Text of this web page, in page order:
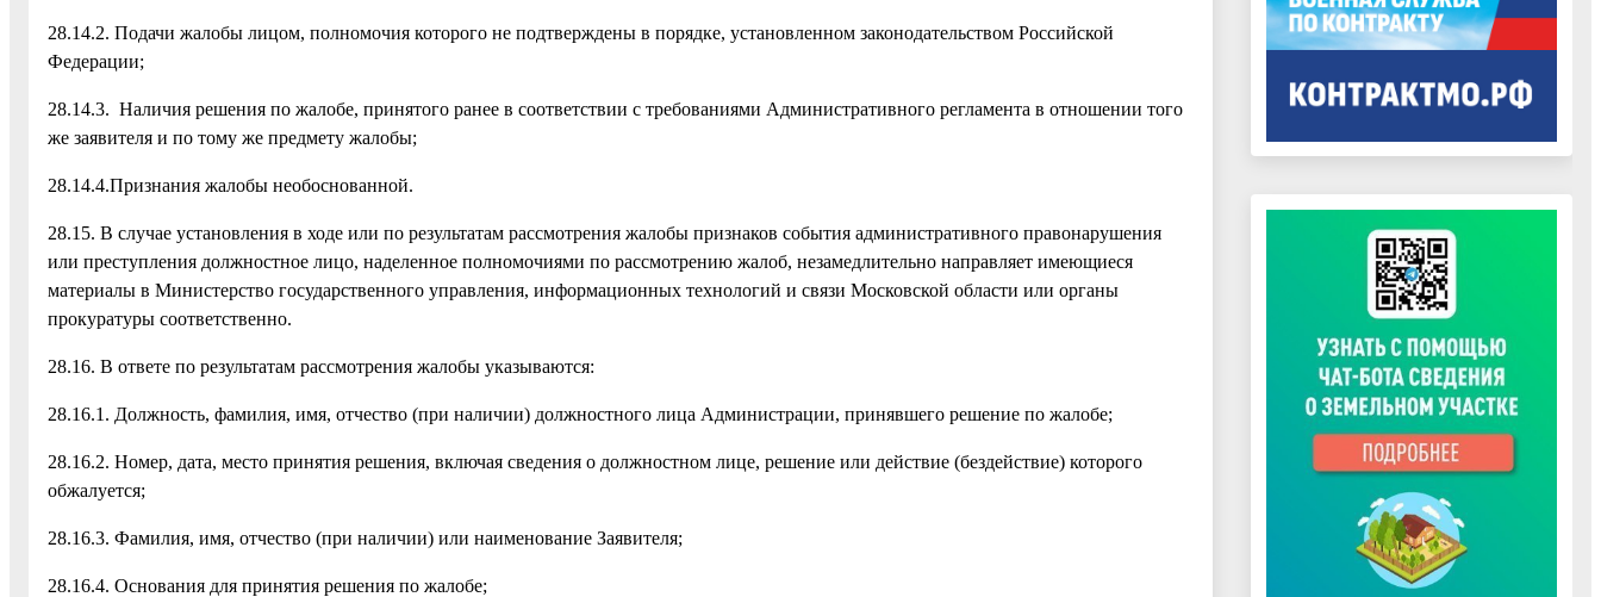
28.14.2. Подачи жалобы лицом, полномочия которого не подтверждены в порядке, установленном законодательством Российской
Федерации;
28.14.3. Наличия решения по жалобе, принятого ранее в соответствии с требованиями Административного регламента в отношении того
же заявителя и по тому же предмету жалобы;
28.14.4.Признания жалобы необоснованной.
28.15. В случае установления в ходе или по результатам рассмотрения жалобы признаков события административного правонарушения
или преступления должностное лицо, наделенное полномочиями по рассмотрению жалоб, незамедлительно направляет имеющиеся
материалы в Министерство государственного управления, информационных технологий и связи Московской области или органы
прокуратуры соответственно.
28.16. В ответе по результатам рассмотрения жалобы указываются:
28.16.1. Должность, фамилия, имя, отчество (при наличии) должностного лица Администрации, принявшего решение по жалобе;
28.16.2. Номер, дата, место принятия решения, включая сведения о должностном лице, решение или действие (бездействие) которого
обжалуется;
28.16.3. Фамилия, имя, отчество (при наличии) или наименование Заявителя;
28.16.4. Основания для принятия решения по жалобе;